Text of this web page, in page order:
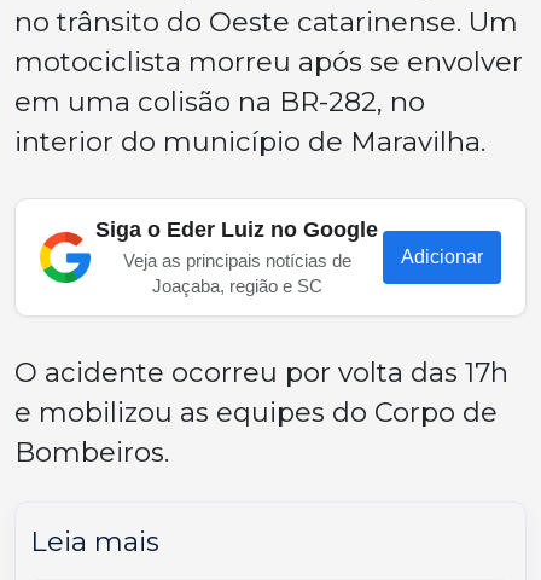
no trânsito do Oeste catarinense. Um
motociclista morreu após se envolver
em uma colisão na BR-282, no
interior do município de Maravilha.
Siga o Eder Luiz no Google
Veja as principais notícias de
Joaçaba, região e SC
Adicionar
O acidente ocorreu por volta das 17h
e mobilizou as equipes do Corpo de
Bombeiros.
Leia mais